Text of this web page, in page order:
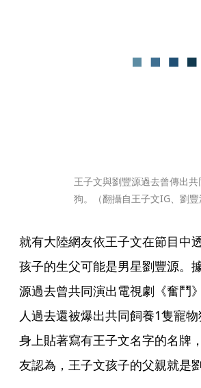
王子文與劉豐源過去曾傳出
狗。（翻攝自王子文IG、劉豐
就有大陸網友依王子文在節目中
孩子的生父可能是男星劉豐源。
源過去曾共同演出電視劇《奮鬥
人過去還被爆出共同飼養1隻寵
身上貼著寫有王子文名字的名牌
友認為，王子文孩子的父親就是劉